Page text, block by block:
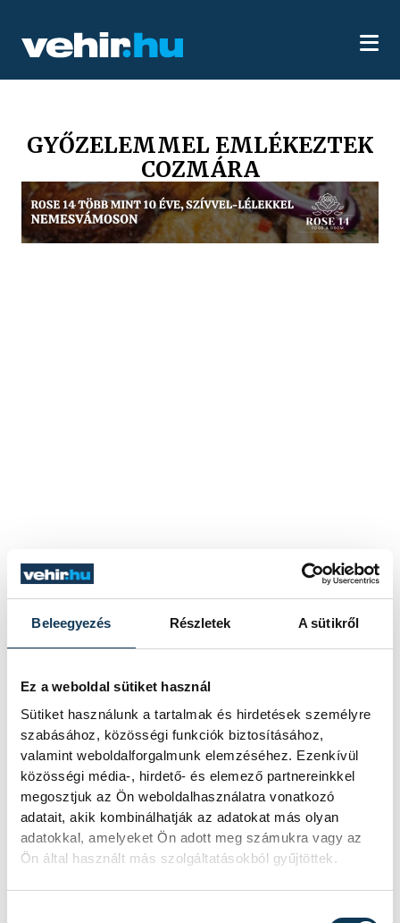
Beleegyezés Részletek A sütikről
Ez a weboldal sütiket használ
Sütiket használunk a tartalmak és hirdetések személyre
szabásához, közösségi funkciók biztosításához,
valamint weboldalforgalmunk elemzéséhez. Ezenkívül
közösségi média-, hirdető- és elemező partnereinkkel
megosztjuk az Ön weboldalhasználatra vonatkozó
adatait, akik kombinálhatják az adatokat más olyan
adatokkal, amelyeket Ön adott meg számukra vagy az
Ön által használt más szolgáltatásokból gyűjtöttek.
GYŐZELEMMEL EMLÉKEZTEK
COZMÁRA